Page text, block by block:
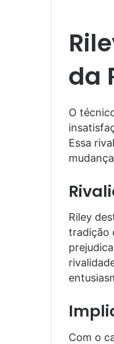
da
O
Essa
Riley
tradição
Com o